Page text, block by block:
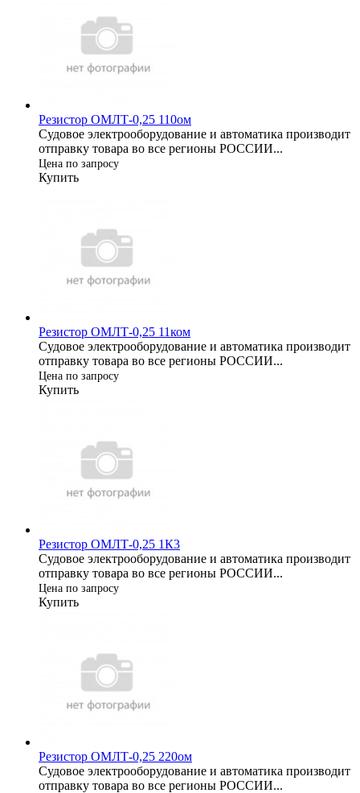
Резистор ОМЛТ-0,25 110ом
Судовое электрооборудование и автоматика производит
отправку товара во все регионы РОССИИ...
Цена по запросу
Купить
Резистор ОМЛТ-0,25 11ком
Судовое электрооборудование и автоматика производит
отправку товара во все регионы РОССИИ...
Цена по запросу
Купить
Резистор ОМЛТ-0,25 1К3
Судовое электрооборудование и автоматика производит
отправку товара во все регионы РОССИИ...
Цена по запросу
Купить
Резистор ОМЛТ-0,25 220ом
Судовое электрооборудование и автоматика производит
отправку товара во все регионы РОССИИ...